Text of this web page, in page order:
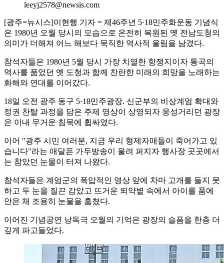
leeyj2578@newsis.com
[광주=뉴시스]이현행 기자 = 제46주년 5·18민주화운동 기념식
은 1980년 오월 당시의 모습으로 온전히 복원된 옛 전남도청의
의미가 더해져 어느 해보다 묵직한 역사적 울림을 남겼다.
참석자들은 1980년 5월 당시 가장 치열한 항쟁지이자 통곡의
역사를 품었던 옛 도청과 함께 찬란한 미래의 희망을 노래하는
화해와 연대를 이어갔다.
18일 오전 광주 동구 5·18민주광장. 신군부의 비상계엄 확대와
정권 찬탈 과정을 담은 주제 영상이 상영되자 웅성거리던 광장
은 이내 무거운 침묵에 휩싸였다.
이어 "광주 시민 여러분, 지금 우리 형제자매들이 죽어가고 있
습니다"라는 애달픈 가두방송이 울려 퍼지자 행사장 곳곳에서
는 참았던 눈물이 터져 나왔다.
참석자들은 계엄군의 폭압적인 영상 앞에 차마 고개를 들지 못
하고 두 눈을 질끈 감았고 뜨거운 뙤약볕 속에서 아이를 품에
안은 채 조용히 눈물을 훔쳤다.
이어진 기념공연 낭독극 오월의 기억은 광장의 슬픔을 한층 더
깊게 파고들었다.